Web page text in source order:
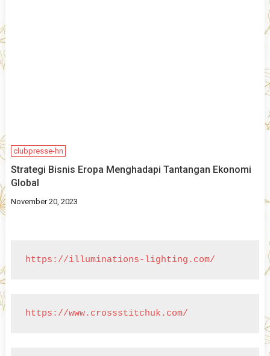
clubpresse-hn
Strategi Bisnis Eropa Menghadapi Tantangan Ekonomi
Global
November 20, 2023
https://illuminations-lighting.com/
https://www.crossstitchuk.com/